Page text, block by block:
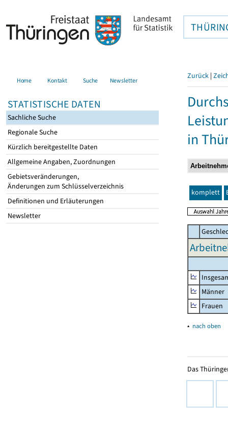
Home Kontakt Suche Newsletter
STATISTISCHE DATEN
Sachliche Suche
Regionale Suche
Kürzlich bereitgestellte Daten
Allgemeine Angaben, Zuordnungen
Gebietsveränderungen,
Änderungen zum Schlüsselverzeichnis
Definitionen und Erläuterungen
Newsletter
Zurück |
in
komplett
Männer
Frauen
▴ nach oben
Das